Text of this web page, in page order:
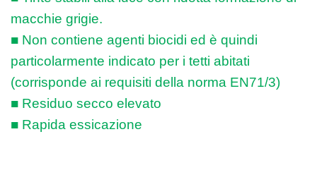
macchie grigie.
■ Non contiene agenti biocidi ed è quindi
particolarmente indicato per i tetti abitati
(corrisponde ai requisiti della norma EN71/3)
■ Residuo secco elevato
■ Rapida essicazione